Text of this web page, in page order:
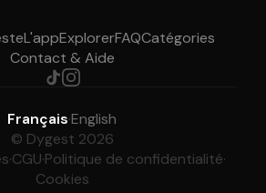
L'appExplorerFAQCatégories
Contact & Aide
Français·English
© Dygest 2026
·CGU·Politique de confidentialité·
Cookies